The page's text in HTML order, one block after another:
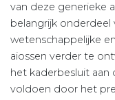
van deze generieke
belangrijk
wetenschappelijke
aiossen verder te
het kaderbesluit
voldoen door het